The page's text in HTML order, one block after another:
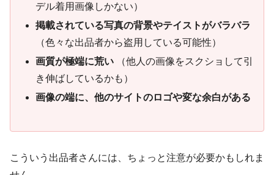
デル着用画像しかない）
掲載されている写真の背景やテイストがバラバラ
（色々な出品者から盗用している可能性）
画質が極端に荒い （他人の画像をスクショして引
き伸ばしているかも）
画像の端に、他のサイトのロゴや変な余白がある
こういう出品者さんには、ちょっと注意が必要かもしれま